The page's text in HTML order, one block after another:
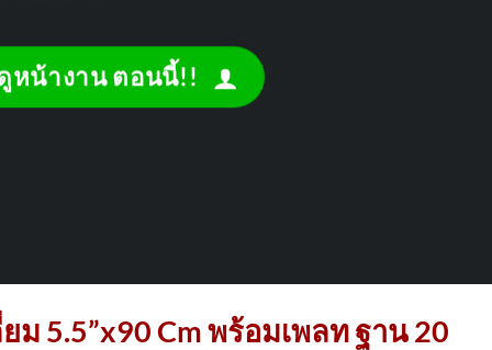
หน้างาน ตอนนี้!!
5.5”x90 Cm พร้อมเพลท ฐาน 20